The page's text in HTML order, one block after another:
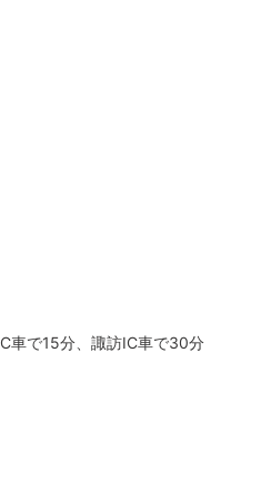
車で15分、諏訪IC車で30分